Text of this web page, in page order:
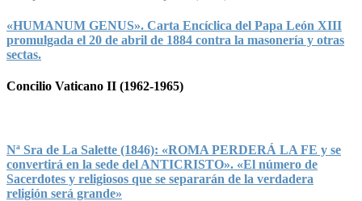
«HUMANUM GENUS». Carta Encíclica del Papa León XIII
promulgada el 20 de abril de 1884 contra la masonería y otras
sectas.
Concilio Vaticano II (1962-1965)
Nª Sra de La Salette (1846): «ROMA PERDERÁ LA FE y se
convertirá en la sede del ANTICRISTO». «El número de
Sacerdotes y religiosos que se separarán de la verdadera
religión será grande»